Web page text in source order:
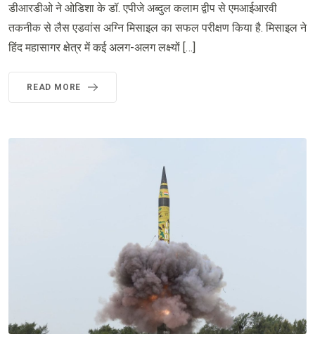
डीआरडीओ ने ओडिशा के डॉ. एपीजे अब्दुल कलाम द्वीप से एमआईआरवी
तकनीक से लैस एडवांस अग्नि मिसाइल का सफल परीक्षण किया है. मिसाइल ने
हिंद महासागर क्षेत्र में कई अलग-अलग लक्ष्यों […]
READ MORE